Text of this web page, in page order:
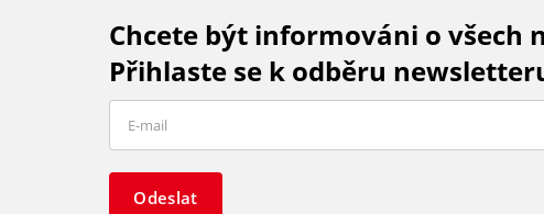
Chcete být informováni o všech
Přihlaste se k odběru
Odeslat